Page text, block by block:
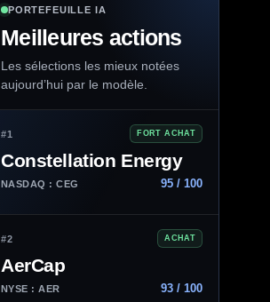
PORTEFEUILLE IA
Meilleures actions
Les sélections les mieux notées
aujourd’hui par le modèle.
#1 FORT ACHAT
Constellation Energy
NASDAQ : CEG 95 / 100
#2 ACHAT
AerCap
NYSE : AER 93 / 100